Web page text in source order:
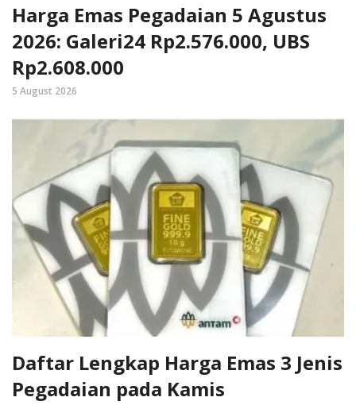
Harga Emas Pegadaian 5 Agustus
2026: Galeri24 Rp2.576.000, UBS
Rp2.608.000
5 August 2026
Daftar Lengkap Harga Emas 3 Jenis
Pegadaian pada Kamis